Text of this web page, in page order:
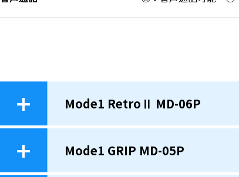
Mode1 RetroⅡ MD-06P
Mode1 GRIP MD-05P